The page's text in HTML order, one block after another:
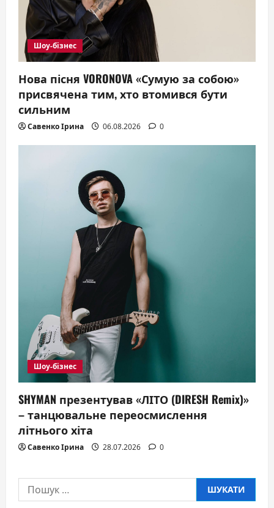
Шоу-бізнес
Нова пісня VORONOVA «Сумую за собою»
присвячена тим, хто втомився бути
сильним
Савенко Ірина 06.08.2026 0
Шоу-бізнес
SHYMAN презентував «ЛІТО (DIRESH Remix)»
– танцювальне переосмислення
літнього хіта
Савенко Ірина 28.07.2026 0
Пошук: